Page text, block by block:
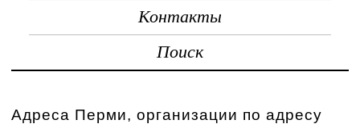
Контакты
Поиск
Адреса Перми, организации по адресу